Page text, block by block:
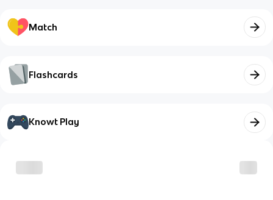
Match
Flashcards
Knowt Play